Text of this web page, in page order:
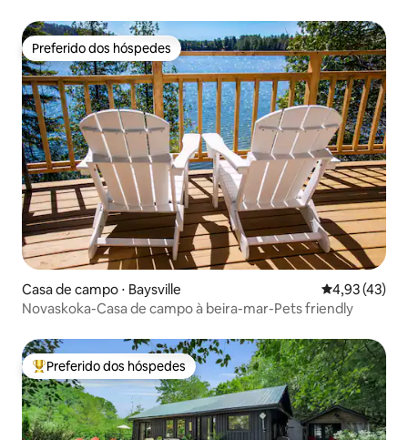
Preferido dos hóspedes
Preferido dos hóspedes
Casa de campo ⋅ Baysville 4,93 de uma
4,93 (43)
Novaskoka-Casa de campo à beira-mar-Pets friendly
Entre os melhores preferidos dos hóspedes
Preferido dos hóspedes